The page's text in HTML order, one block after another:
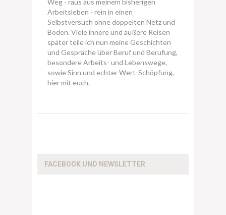
Weg - raus aus meinem bisherigen
Arbeitsleben - rein in einen
Selbstversuch ohne doppelten Netz und
Boden. Viele innere und äußere Reisen
später teile ich nun meine Geschichten
und Gespräche über Beruf und Berufung,
besondere Arbeits- und Lebenswege,
sowie Sinn und echter Wert-Schöpfung,
hier mit euch.
FACEBOOK UND NEWSLETTER